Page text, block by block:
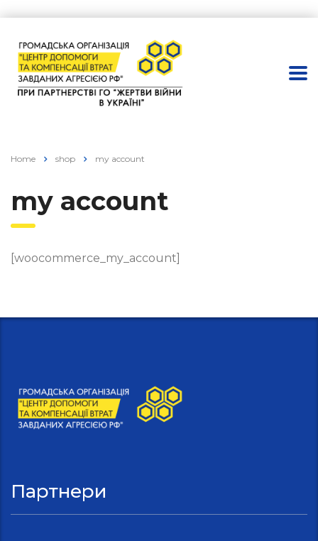
Home shop my account
my account
[woocommerce_my_account]
Партнери